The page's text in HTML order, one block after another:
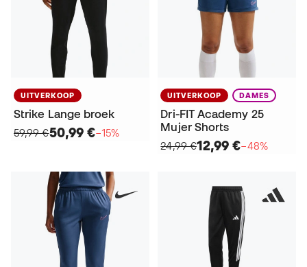
UITVERKOOP
Strike Lange broek
59,99 €50,99 €−15%
UITVERKOOP DAMES
Dri-FIT Academy 25
Mujer Shorts
24,99 €12,99 €−48%